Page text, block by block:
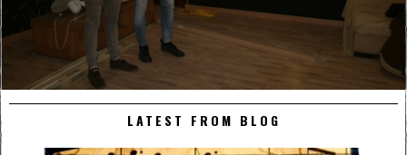
LATEST FROM BLOG